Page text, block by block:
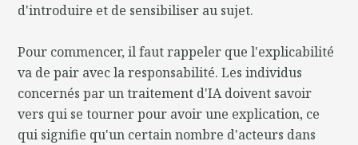
d'introduire et de sensibiliser au sujet.
Pour commencer, il faut rappeler que l'explicabilité
va de pair avec la responsabilité. Les individus
concernés par un traitement d'IA doivent savoir
vers qui se tourner pour avoir une explication, ce
qui signifie qu'un certain nombre d'acteurs dans